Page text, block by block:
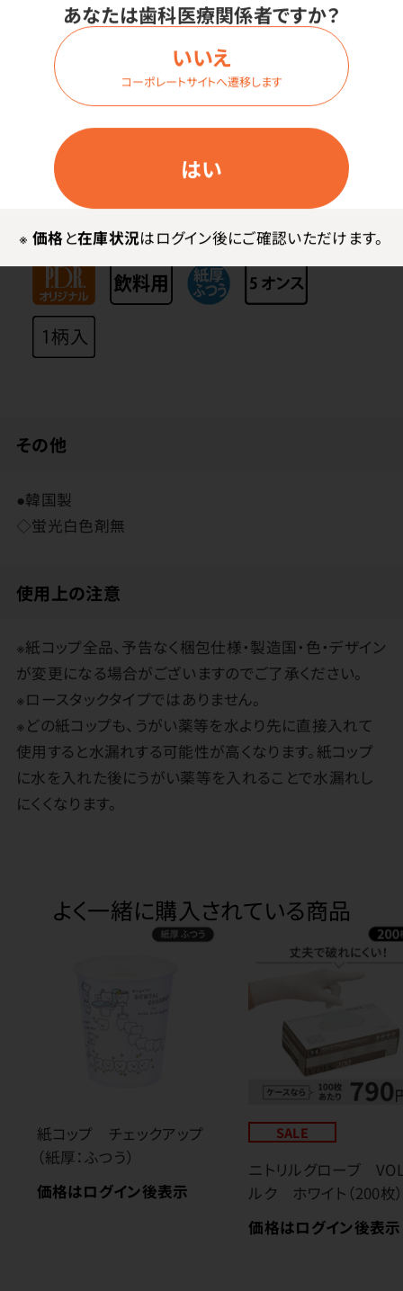
あなたは歯科医療関係者ですか？
はい
いいえ
コーポレートサイトへ遷移します
※ 価格と在庫状況はログイン後にご確認いただけます。
プには「食品、添加物等の規格基準第3」という検査を通
った物と通っていない物があります。検査に出された紙
コップが、紙に触れた液体を体内に取り込むこともあり
得るとして、体に害のある物質が溶け出さないかなど
様々な検査を受け、適合した紙コップが「飲料用」として
分類されます。検査に出さない紙コップは、紙に触れた
液体を体内に取り込むことは想定外として作られていま
す。（一般的に「うがい用」と呼ばれています。）※本品は
飲料用です。
その他
●韓国製
◇蛍光白色剤無
使用上の注意
※紙コップ全品、予告なく梱包仕様・製造国・色・デザイン
が変更になる場合がございますのでご了承ください。
※ロースタックタイプではありません。
※どの紙コップも、うがい薬等を水より先に直接入れて
使用すると水漏れする可能性が高くなります。紙コップ
に水を入れた後にうがい薬等を入れることで水漏れし
にくくなります。
よく一緒に購入されている商品
紙コップ チェックアップ
（紙厚：ふつう）
価格はログイン後表示
SALE
ニトリルグローブ
ルク ホワイト（200枚
価格はログイン後表示